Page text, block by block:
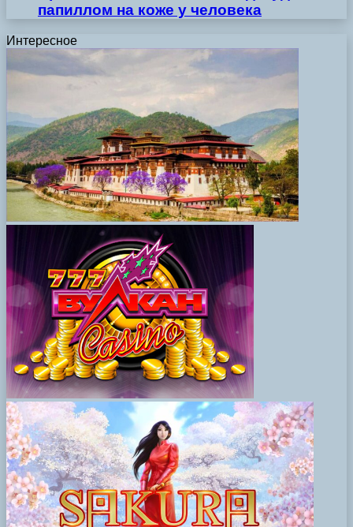
папиллом на коже у человека
Интересное